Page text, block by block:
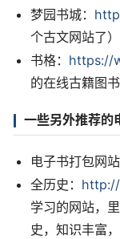
梦园书城：
个古文网站了）
书格： https://
的在线古籍图书
一些另外推荐的
电子书打包网站
全历史：
学习的网站，
史，知识丰富